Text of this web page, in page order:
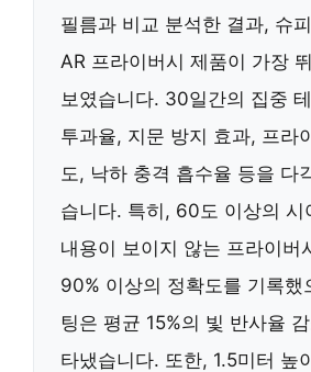
필름과 비교 분석한 결과, 슈
AR 프라이버시 제품이 가장
보였습니다. 30일간의 집중
투과율, 지문 방지 효과, 프라
도, 낙하 충격 흡수율 등을 다
습니다. 특히, 60도 이상의 시
내용이 보이지 않는 프라이버
90% 이상의 정확도를 기록했
팅은 평균 15%의 빛 반사율
타냈습니다. 또한, 1.5미터 높